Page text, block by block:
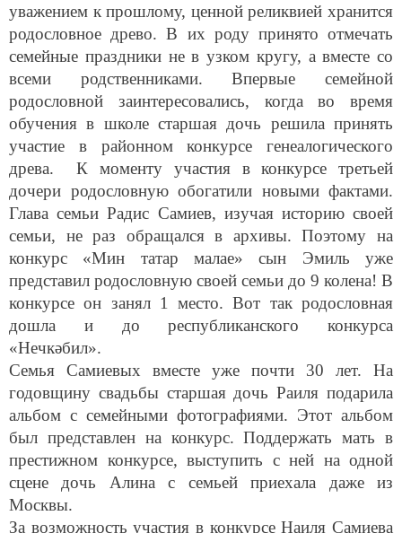
уважением к прошлому, ценной реликвией хранится
родословное древо. В их роду принято отмечать
семейные праздники не в узком кругу, а вместе со
всеми родственниками. Впервые семейной
родословной заинтересовались, когда во время
обучения в школе старшая дочь решила принять
участие в районном конкурсе генеалогического
древа. К моменту участия в конкурсе третьей
дочери родословную обогатили новыми фактами.
Глава семьи Радис Самиев, изучая историю своей
семьи, не раз обращался в архивы. Поэтому на
конкурс «Мин татар малае» сын Эмиль уже
представил родословную своей семьи до 9 колена! В
конкурсе он занял 1 место. Вот так родословная
дошла и до республиканского конкурса
«Нечкәбил».
Семья Самиевых вместе уже почти 30 лет. На
годовщину свадьбы старшая дочь Раиля подарила
альбом с семейными фотографиями. Этот альбом
был представлен на конкурс. Поддержать мать в
престижном конкурсе, выступить с ней на одной
сцене дочь Алина с семьей приехала даже из
Москвы.
За возможность участия в конкурсе Наиля Самиева